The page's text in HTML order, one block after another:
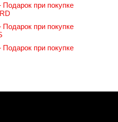
при покупке
при покупке
при покупке